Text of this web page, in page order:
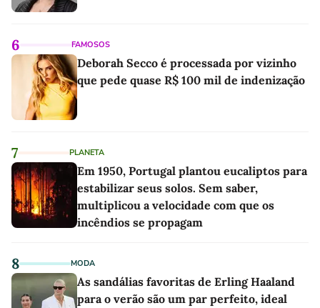
6 FAMOSOS
Deborah Secco é processada por vizinho
que pede quase R$ 100 mil de indenização
7 PLANETA
Em 1950, Portugal plantou eucaliptos para
estabilizar seus solos. Sem saber,
multiplicou a velocidade com que os
incêndios se propagam
8 MODA
As sandálias favoritas de Erling Haaland
para o verão são um par perfeito, ideal